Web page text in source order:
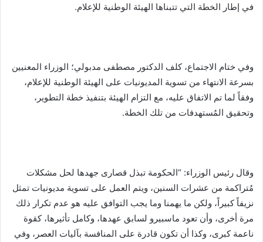
في إطار الخطة التي تتبناها الهيئة الوطنية للإعلام.
وفي ختام الاجتماع، كلف الدكتور مصطفى مدبولي؛ الوزراء المعنيين
بسرعة الانتهاء من تسوية المديونيات على الهيئة الوطنية للإعلام،
وفقاً لما تم الاتفاق عليه، مع التزام الهيئة بتنفيذ خطة التطوير،
وتحقيق المُستهدفات من تلك الخطة.
وقال رئيس الوزراء: “الحكومة تبذل قصارى جهدها لحل مشكلات
مُتراكمة من عشرات السنين، ويتم العمل على تسوية مديونيات تمثل
نزيفاً كبيراً، ولكن ما يهمنا وما يجب التوافق عليه هو عدم تكرار ذلك
مرة أخرى، وأن تعود ماسبيرو لسابق عهدها، وكامل تأثيرها، كقوة
ناعمة كبرى، وكذا أن تكون قادرة على المنافسة بآليات العصر، وفي